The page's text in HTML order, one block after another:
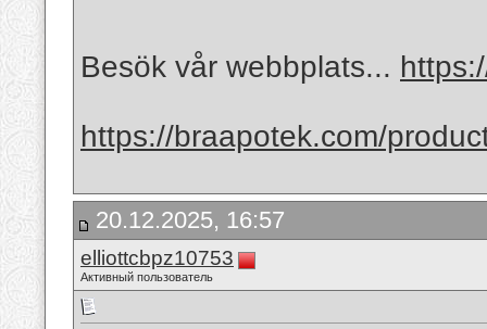
Besök vår webbplats...
https://braapotek.com/
20.12.2025, 16:57
elliottcbpz10753
Активный пользователь